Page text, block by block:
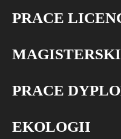
PRACE
PRACE
EKOLOGII